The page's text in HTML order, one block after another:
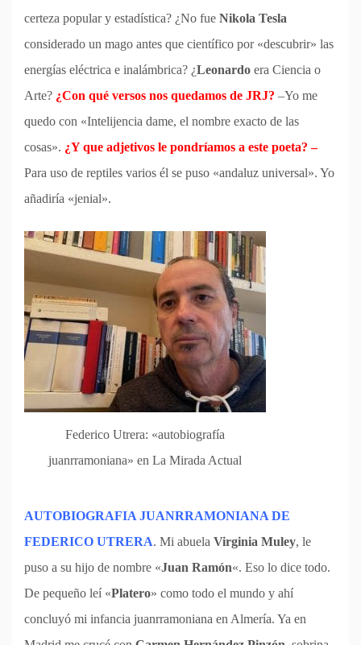
certeza popular y estadística? ¿No fue Nikola Tesla
considerado un mago antes que científico por «descubrir» las
energías eléctrica e inalámbrica? ¿Leonardo era Ciencia o
Arte? ¿Con qué versos nos quedamos de JRJ? –Yo me
quedo con «Intelijencia dame, el nombre exacto de las
cosas». ¿Y que adjetivos le pondríamos a este poeta? –
Para uso de reptiles varios él se puso «andaluz universal». Yo
añadiría «jenial».
Federico Utrera: «autobiografía
juanrramoniana» en La Mirada Actual
AUTOBIOGRAFIA JUANRRAMONIANA DE
FEDERICO UTRERA. Mi abuela Virginia Muley, le
puso a su hijo de nombre «Juan Ramón«. Eso lo dice todo.
De pequeño leí «Platero» como todo el mundo y ahí
concluyó mi infancia juanrramoniana en Almería. Ya en